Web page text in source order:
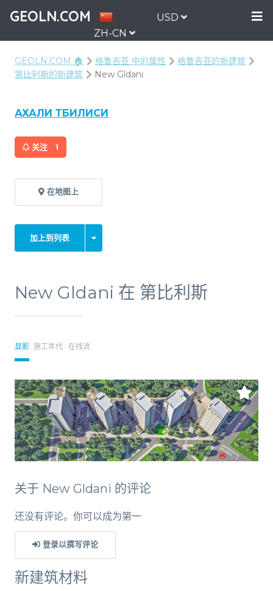
GEOLN.COM
ZH-CN
USD
GEOLN.COM 🏠 格鲁吉亚 中的属性
格鲁吉亚的新建筑
第比利斯的新建筑
New Gldani
АХАЛИ ТБИЛИСИ
关注 1
在地图上
加上到列表
New Gldani 在 第比利斯
显影 施工年代 在线流
关于 New Gldani 的评论
还没有评论。你可以成为第一
登录以撰写评论
新建筑材料